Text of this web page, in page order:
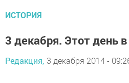
ИСТОРИЯ
3 декабря. Этот день
Редакция, 3 декабря 2014 -